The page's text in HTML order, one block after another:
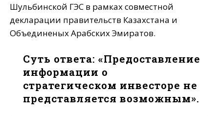
Шульбинской ГЭС в рамках совместной
декларации правительств Казахстана и
Объединеных Арабских Эмиратов.
Суть ответа: «Предоставление
информации о
стратегическом инвесторе не
представляется возможным».